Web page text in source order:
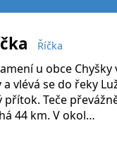
Říčka
u obce Chyšky
vlévá se do řeky
Teče
44 km. V okol…